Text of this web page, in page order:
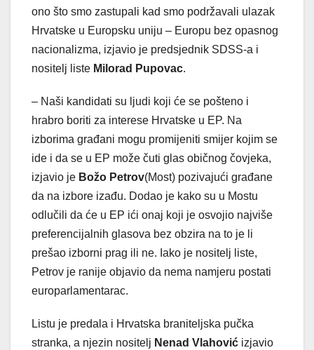
ono što smo zastupali kad smo podržavali ulazak
Hrvatske u Europsku uniju – Europu bez opasnog
nacionalizma, izjavio je predsjednik SDSS-a i
nositelj liste Milorad Pupovac.
– Naši kandidati su ljudi koji će se pošteno i
hrabro boriti za interese Hrvatske u EP. Na
izborima građani mogu promijeniti smijer kojim se
ide i da se u EP može čuti glas običnog čovjeka,
izjavio je Božo Petrov(Most) pozivajući građane
da na izbore izađu. Dodao je kako su u Mostu
odlučili da će u EP ići onaj koji je osvojio najviše
preferencijalnih glasova bez obzira na to je li
prešao izborni prag ili ne. Iako je nositelj liste,
Petrov je ranije objavio da nema namjeru postati
europarlamentarac.
Listu je predala i Hrvatska braniteljska pučka
stranka, a njezin nositelj Nenad Vlahović izjavio